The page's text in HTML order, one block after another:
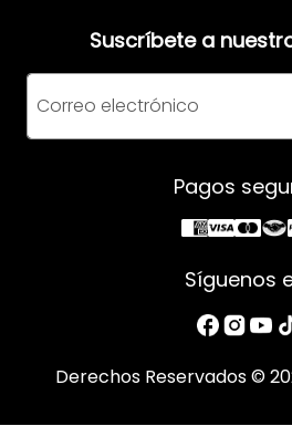
Aviso de
Comunícate vía
Horario de
Lunes a Jueves:
Viernes: 8:00am a
Suscríbete a
Pagos
Síguenos
Derechos Reservados ©